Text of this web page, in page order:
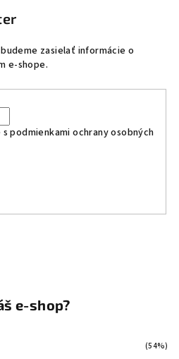
zasielať informácie o
e-shope.
spodmienkami ochrany osobných
e-shop?
(54%)